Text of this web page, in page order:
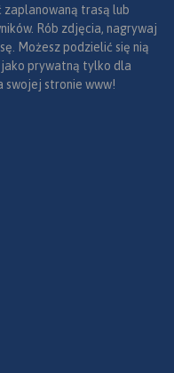
zaplanowaną trasą lub
Rób zdjęcia, nagrywaj
Możesz podzielić się nią
jako prywatną tylko dla
swojej stronie www!